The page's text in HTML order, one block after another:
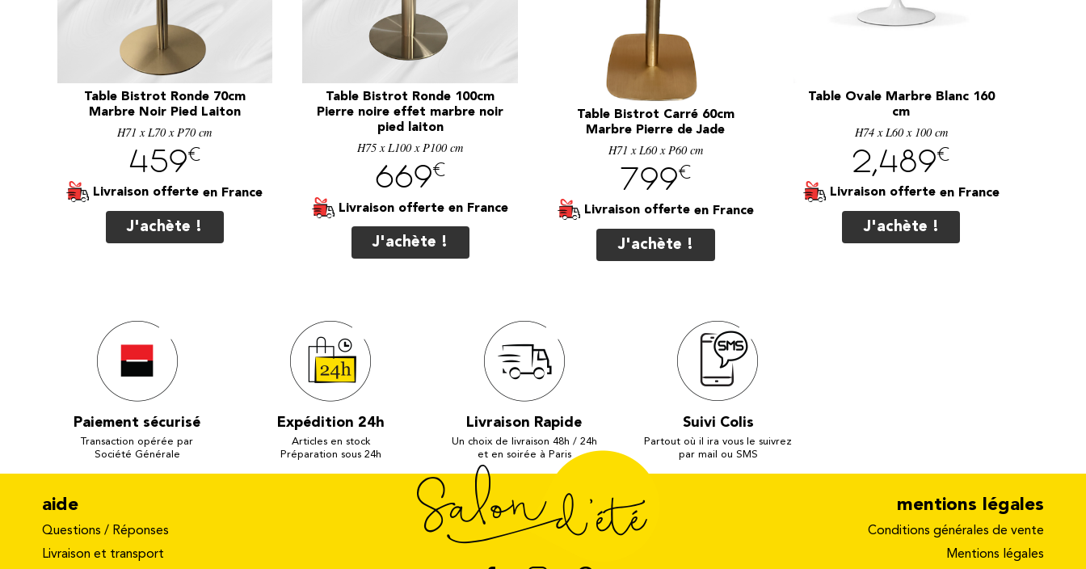
Table Bistrot Ronde 70cm
Marbre Noir Pied Laiton
H71 x L70 x P70 cm
459€
Livraison offerte
J'achète !
Table Bistrot Ronde 100cm
Pierre noire effet marbre noir
pied laiton
H75 x L100 x P100 cm
669€
Livraison offerte
J'achète !
Table Bistrot Carré 60cm
Marbre Pierre de Jade
H71 x L60 x P60 cm
799€
Livraison offerte
J'achète !
Table Ovale Marbre Blanc 160
cm
H74 x L60 x 100 cm
2,489€
Livraison offerte
J'achète !
Paiement sécurisé
Transaction opérée par
Société Générale
Expédition 24h
Articles en stock
Préparation sous 24h
Livraison Rapide
Un choix de livraison 48h / 24h
et en soirée à Paris
Suivi Colis
Partout où il ira vous le suivrez
par mail ou SMS
aide
Questions / Réponses
Livraison et transport
mentions légales
Conditions générales de vente
Mentions légales